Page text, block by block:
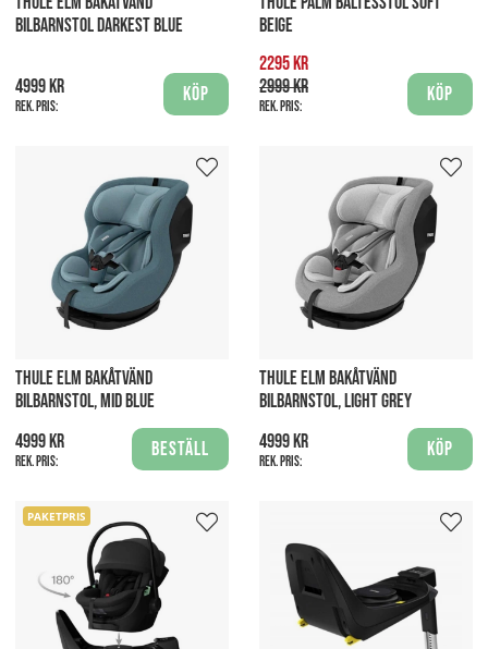
BILBARNSTOL DARKEST BLUE
4999 kr
Rek. pris:
Köp
BEIGE
2295 kr
2999 kr
Rek. pris:
Köp
THULE ELM BAKÅTVÄND
BILBARNSTOL, MID BLUE
4999 kr
Rek. pris:
Beställ
THULE ELM BAKÅTVÄND
BILBARNSTOL, LIGHT GREY
4999 kr
Rek. pris:
Köp
PAKETPRIS